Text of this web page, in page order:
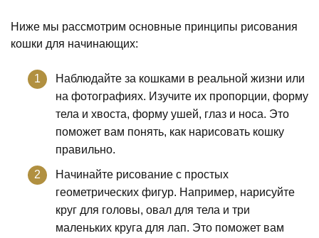
Ниже мы рассмотрим основные принципы рисования
кошки для начинающих:
Наблюдайте за кошками в реальной жизни или
на фотографиях. Изучите их пропорции, форму
тела и хвоста, форму ушей, глаз и носа. Это
поможет вам понять, как нарисовать кошку
правильно.
Начинайте рисование с простых
геометрических фигур. Например, нарисуйте
круг для головы, овал для тела и три
маленьких круга для лап. Это поможет вам